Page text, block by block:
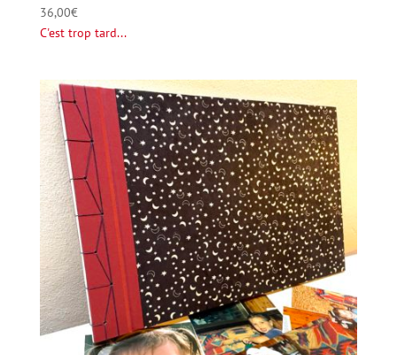
36,00€
C'est trop tard...